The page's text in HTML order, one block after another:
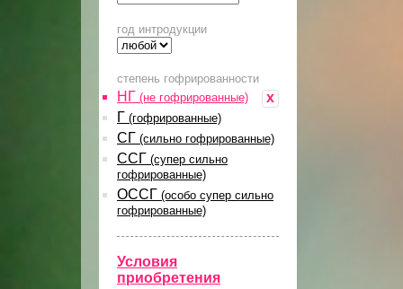
год интродукции
степень гофрированности
x
НГ (не гофрированные)
Г (гофрированные)
СГ (сильно гофрированные)
ССГ (супер сильно
гофрированные)
ОССГ (особо супер сильно
гофрированные)
Условия
приобретения